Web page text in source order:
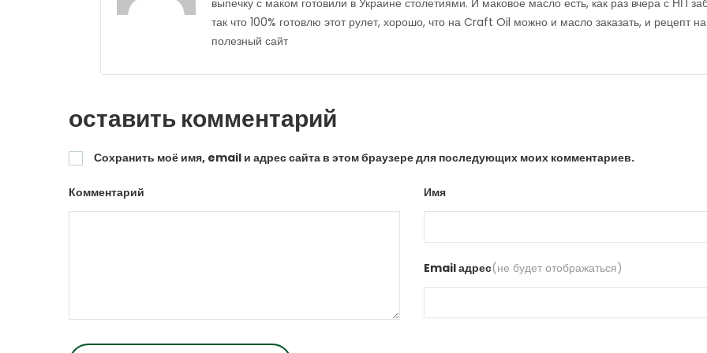
выпечку с маком готовили в Украине столетиями. И маковое масло есть, как раз вчера с НП
так что 100% готовлю этот рулет, хорошо, что на Craft Oil можно и масло заказать, и рецепт
полезный сайт
оставить комментарий
Сохранить моё имя, email и адрес сайта в этом браузере для последующих моих комментариев.
Комментарий Имя
Email адрес(не будет отображаться)